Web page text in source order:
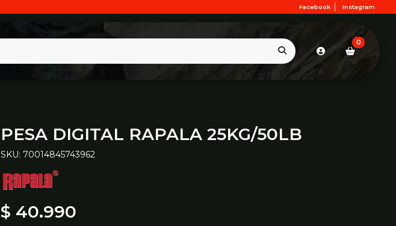
Facebook Instagram
0
PESA DIGITAL RAPALA 25KG/50LB
SKU: 70014845743962
$ 40.990